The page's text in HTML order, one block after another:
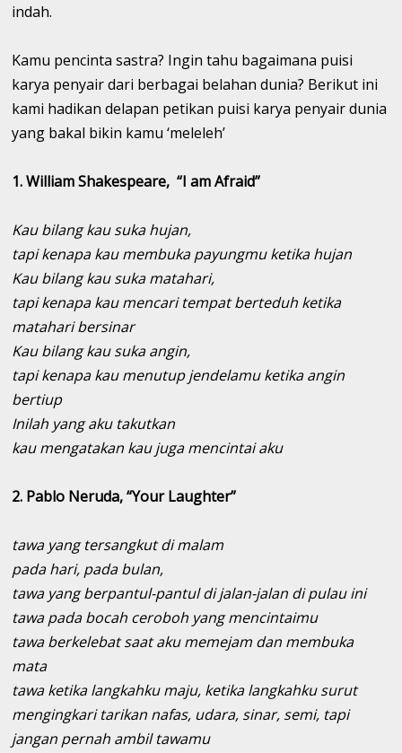
indah.
Kamu pencinta sastra? Ingin tahu bagaimana puisi
karya penyair dari berbagai belahan dunia? Berikut ini
kami hadikan delapan petikan puisi karya penyair dunia
yang bakal bikin kamu ‘meleleh’
1. William Shakespeare, “I am Afraid”
Kau bilang kau suka hujan,
tapi kenapa kau membuka payungmu ketika hujan
Kau bilang kau suka matahari,
tapi kenapa kau mencari tempat berteduh ketika
matahari bersinar
Kau bilang kau suka angin,
tapi kenapa kau menutup jendelamu ketika angin
bertiup
Inilah yang aku takutkan
kau mengatakan kau juga mencintai aku
2. Pablo Neruda, “Your Laughter”
tawa yang tersangkut di malam
pada hari, pada bulan,
tawa yang berpantul-pantul di jalan-jalan di pulau ini
tawa pada bocah ceroboh yang mencintaimu
tawa berkelebat saat aku memejam dan membuka
mata
tawa ketika langkahku maju, ketika langkahku surut
mengingkari tarikan nafas, udara, sinar, semi, tapi
jangan pernah ambil tawamu